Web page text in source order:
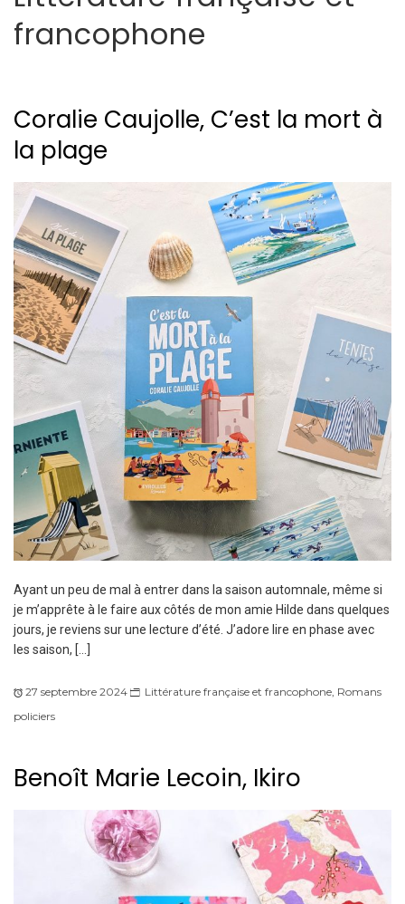
francophone
Coralie Caujolle, C’est la mort à
la plage
Ayant un peu de mal à entrer dans la saison automnale, même si
je m’apprête à le faire aux côtés de mon amie Hilde dans quelques
jours, je reviens sur une lecture d’été. J’adore lire en phase avec
les saison, […]
27 septembre 2024 Littérature française et francophone Romans
policiers
Benoît Marie Lecoin, Ikiro